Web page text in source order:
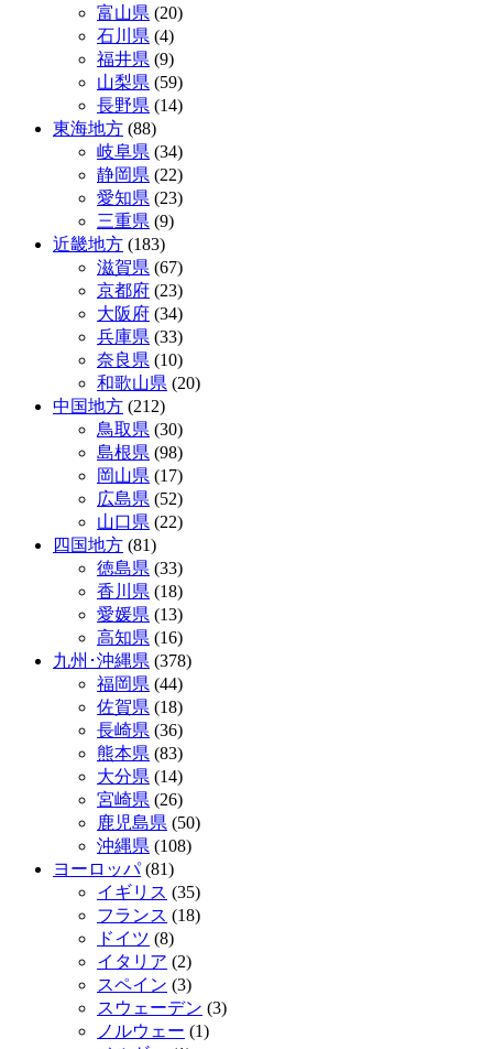
富山県 (20)
石川県 (4)
福井県 (9)
山梨県 (59)
長野県 (14)
東海地方 (88)
岐阜県 (34)
静岡県 (22)
愛知県 (23)
三重県 (9)
近畿地方 (183)
滋賀県 (67)
京都府 (23)
大阪府 (34)
兵庫県 (33)
奈良県 (10)
和歌山県 (20)
中国地方 (212)
鳥取県 (30)
島根県 (98)
岡山県 (17)
広島県 (52)
山口県 (22)
四国地方 (81)
徳島県 (33)
香川県 (18)
愛媛県 (13)
高知県 (16)
九州･沖縄県 (378)
福岡県 (44)
佐賀県 (18)
長崎県 (36)
熊本県 (83)
大分県 (14)
宮崎県 (26)
鹿児島県 (50)
沖縄県 (108)
ヨーロッパ(81)
イギリス (35)
フランス (18)
ドイツ (8)
イタリア (2)
スペイン (3)
スウェーデン (3)
ノルウェー (1)